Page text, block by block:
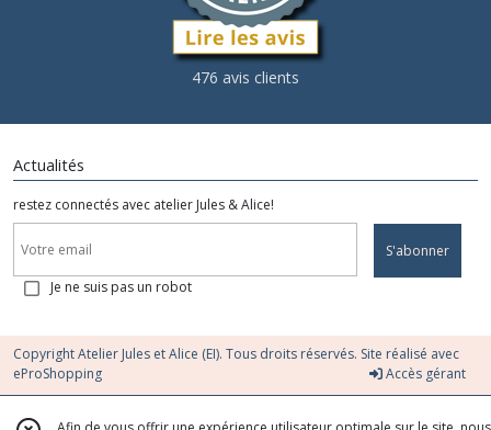
476 avis clients
Actualités
restez connectés avec atelier Jules & Alice!
S'abonner
Je ne suis pas un robot
Copyright Atelier Jules et Alice (EI). Tous droits réservés. Site réalisé avec
eProShopping
Accès gérant